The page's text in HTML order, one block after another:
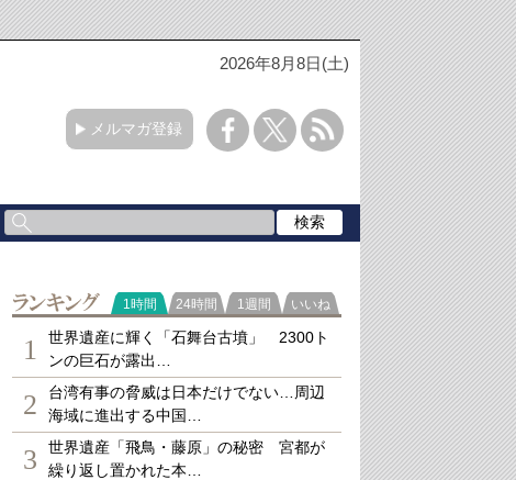
2026年8月8日(土)
メルマガ登録
ランキング
1時間 24時間 1週間 いいね
1
世界遺産に輝く「石舞台古墳」 2300ト
ンの巨石が露出…
2
台湾有事の脅威は日本だけでない…周辺
海域に進出する中国…
3
世界遺産「飛鳥・藤原」の秘密 宮都が
繰り返し置かれた本…